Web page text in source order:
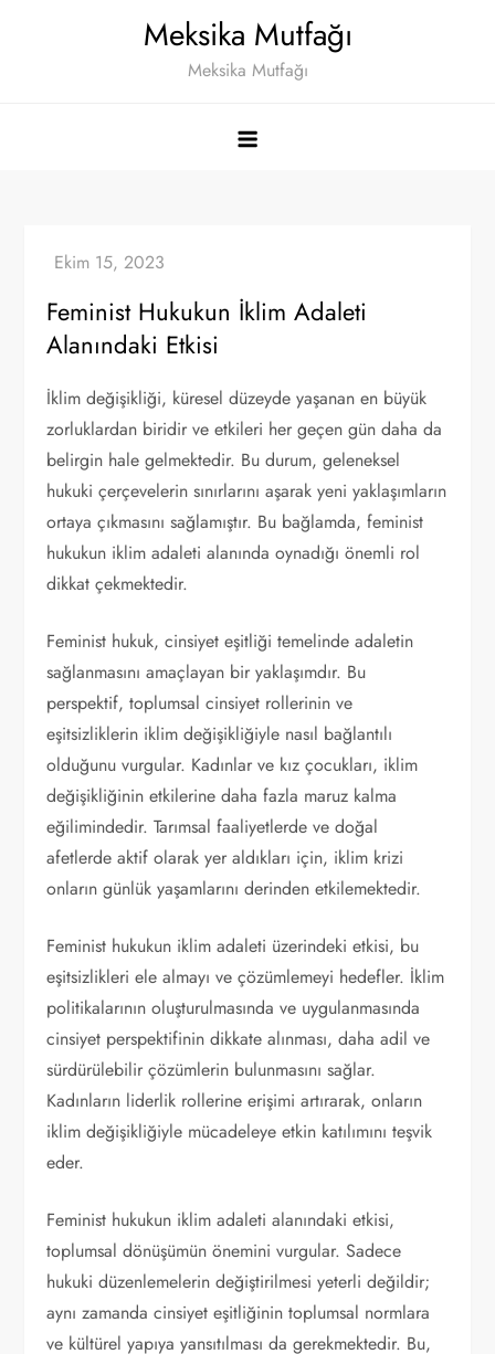
Meksika Mutfağı
Meksika Mutfağı
Feminist Hukukun İklim Adaleti
Alanındaki Etkisi
İklim değişikliği, küresel düzeyde yaşanan en büyük
zorluklardan biridir ve etkileri her geçen gün daha da
belirgin hale gelmektedir. Bu durum, geleneksel
hukuki çerçevelerin sınırlarını aşarak yeni yaklaşımların
ortaya çıkmasını sağlamıştır. Bu bağlamda, feminist
hukukun iklim adaleti alanında oynadığı önemli rol
dikkat çekmektedir.
Feminist hukuk, cinsiyet eşitliği temelinde adaletin
sağlanmasını amaçlayan bir yaklaşımdır. Bu
perspektif, toplumsal cinsiyet rollerinin ve
eşitsizliklerin iklim değişikliğiyle nasıl bağlantılı
olduğunu vurgular. Kadınlar ve kız çocukları, iklim
değişikliğinin etkilerine daha fazla maruz kalma
eğilimindedir. Tarımsal faaliyetlerde ve doğal
afetlerde aktif olarak yer aldıkları için, iklim krizi
onların günlük yaşamlarını derinden etkilemektedir.
Feminist hukukun iklim adaleti üzerindeki etkisi, bu
eşitsizlikleri ele almayı ve çözümlemeyi hedefler. İklim
politikalarının oluşturulmasında ve uygulanmasında
cinsiyet perspektifinin dikkate alınması, daha adil ve
sürdürülebilir çözümlerin bulunmasını sağlar.
Kadınların liderlik rollerine erişimi artırarak, onların
iklim değişikliğiyle mücadeleye etkin katılımını teşvik
eder.
Feminist hukukun iklim adaleti alanındaki etkisi,
toplumsal dönüşümün önemini vurgular. Sadece
hukuki düzenlemelerin değiştirilmesi yeterli değildir;
aynı zamanda cinsiyet eşitliğinin toplumsal normlara
ve kültürel yapıya yansıtılması da gerekmektedir. Bu,